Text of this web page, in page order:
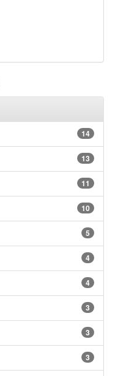
14
13
11
10
5
4
4
3
3
3